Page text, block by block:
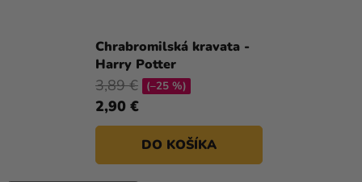
Chrabromilská kravata -
Harry Potter
2,90 €
3,89 € (–25 %)
DO KOŠÍKA